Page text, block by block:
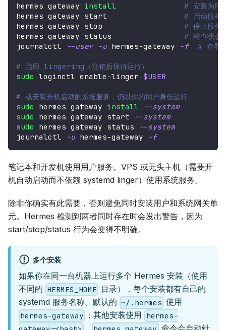
hermes gateway install
# 安装为用
hermes gateway start # 启动服务
hermes gateway stop # 停止服务
hermes gateway status # 检查状态
journalctl
--user -u hermes-gateway -f # 查看
# 启用 lingering（注销后保持运行）
sudo loginctl enable-linger $USER
# 或安装开机启动的系统服务，仍以你的用户身份运行
sudo
hermes gateway install
--system
sudo
hermes gateway start
--system
sudo
hermes gateway status
--system
journalctl
-u hermes-gateway -f
笔记本和开发机使用用户服务。VPS 或无头主机（需要开
机自动启动而不依赖 systemd linger）使用系统服务。
除非你确实有此需要，否则避免同时安装用户和系统网关单
元。Hermes 检测到两者同时存在时会发出警告，因为
start/stop/status 行为会变得不明确。
多个安装
如果你在同一台机器上运行多个 Hermes 安装（使用
不同的 HERMES_HOME 目录），每个安装都有自己的
systemd 服务名称。默认的 ~/.hermes 使用
hermes-gateway ；其他安装使用 hermes-